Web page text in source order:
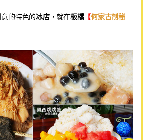
意的特色的冰店 ，就在板橋【何家古制秘